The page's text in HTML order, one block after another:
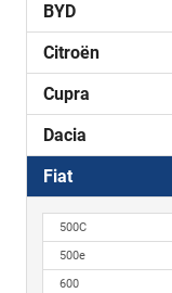
BYD
Citroën
Cupra
Dacia
Fiat
500C
500e
600